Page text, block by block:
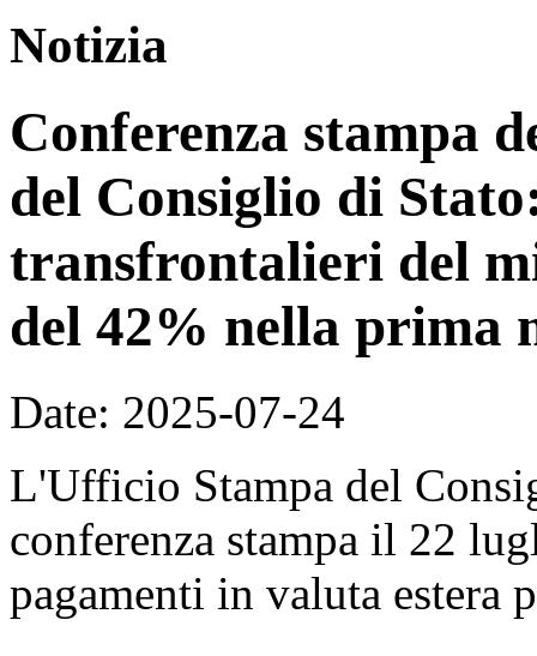
Notizia
Conferenza stampa
del Consiglio di
transfrontalieri del
del 42% nella prima
Date: 2025-07-24
L'Ufficio Stampa del
conferenza stampa il 22
pagamenti in valuta estera